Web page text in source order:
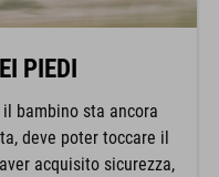
PIEDI
bambino sta ancora
deve poter toccare il
acquisito sicurezza,